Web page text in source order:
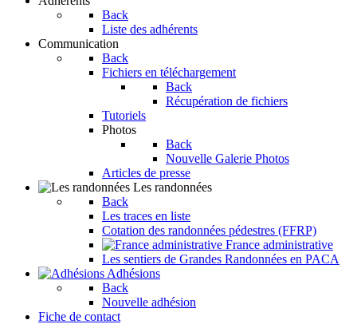
Back
Liste des adhérents
Communication
Back
Fichiers en téléchargement
Back
Récupération de fichiers
Tutoriels
Photos
Back
Nouvelle Galerie Photos
Articles de presse
Les randonnées
Back
Les traces en liste
Cotation des randonnées pédestres (FFRP)
France administrative
Les sentiers de Grandes Randonnées en PACA
Adhésions
Back
Nouvelle adhésion
Fiche de contact